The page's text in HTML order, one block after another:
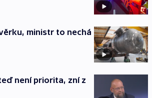
ministr to nechá
není priorita, zní z